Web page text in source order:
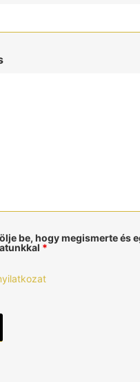
be, hogy megismerte és
*